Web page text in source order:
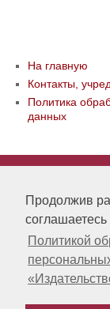
Продолжив
соглашаетесь
Политикой
На главную
Контакты,
Политика
данных
«Publishing
LLC Материалы,
охраняются
прав.
этого сайта
издательством.
публикации